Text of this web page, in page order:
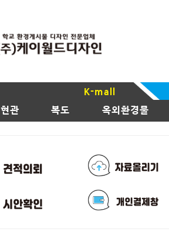
K-mall
현관
복도 옥외환경물